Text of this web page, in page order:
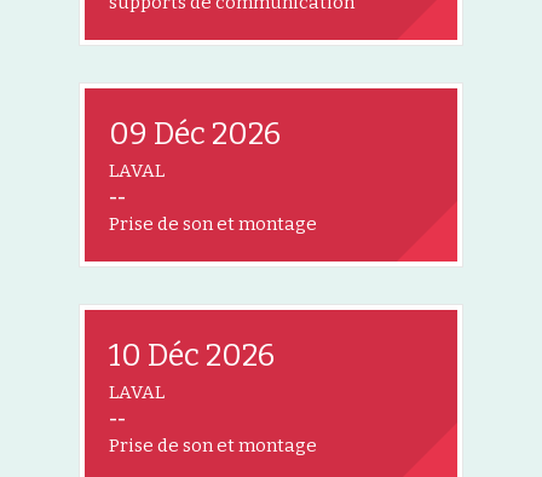
09 Déc 2026
LAVAL
--
Prise de son et montage
10 Déc 2026
LAVAL
--
Prise de son et montage